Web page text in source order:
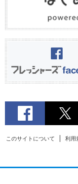
このサイトについて 利用